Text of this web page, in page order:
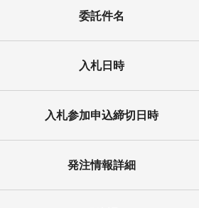
委託件名
入札日時
入札参加申込締切日時
発注情報詳細